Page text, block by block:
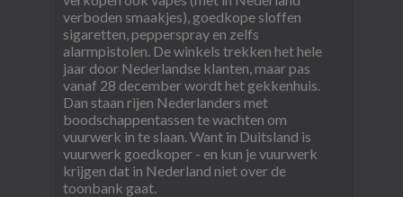
verboden smaakjes), goedkope sloffen
sigaretten, pepperspray en zelfs
alarmpistolen. De winkels trekken het hele
jaar door Nederlandse klanten, maar pas
vanaf 28 december wordt het gekkenhuis.
Dan staan rijen Nederlanders met
boodschappentassen te wachten om
vuurwerk in te slaan. Want in Duitsland is
vuurwerk goedkoper - en kun je vuurwerk
krijgen dat in Nederland niet over de
toonbank gaat.